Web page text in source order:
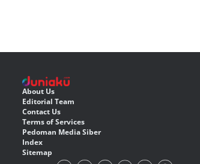
About Us
Editorial Team
Contact Us
Terms of Services
Pedoman Media Siber
Index
Sitemap